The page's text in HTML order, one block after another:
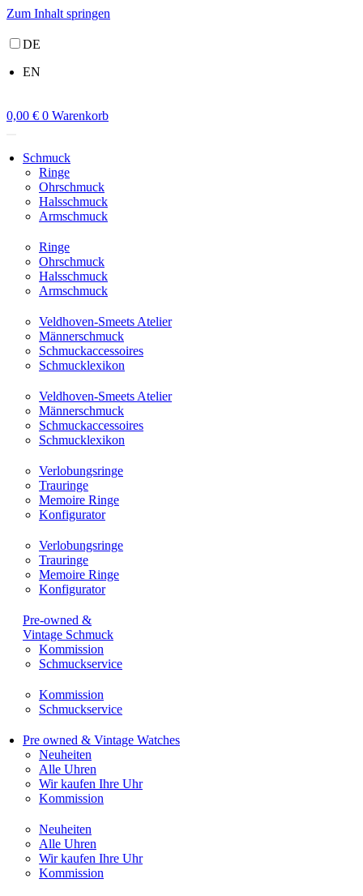
Zum Inhalt springen
DE
EN
0,00 € 0 Warenkorb
Schmuck
Ringe
Ohrschmuck
Halsschmuck
Armschmuck
Ringe
Ohrschmuck
Halsschmuck
Armschmuck
Veldhoven-Smeets Atelier
Männerschmuck
Schmuckaccessoires
Schmucklexikon
Veldhoven-Smeets Atelier
Männerschmuck
Schmuckaccessoires
Schmucklexikon
Verlobungsringe
Trauringe
Memoire Ringe
Konfigurator
Verlobungsringe
Trauringe
Memoire Ringe
Konfigurator
Pre-owned &
Vintage Schmuck
Kommission
Schmuckservice
Kommission
Schmuckservice
Pre owned & Vintage Watches
Neuheiten
Alle Uhren
Wir kaufen Ihre Uhr
Kommission
Neuheiten
Alle Uhren
Wir kaufen Ihre Uhr
Kommission